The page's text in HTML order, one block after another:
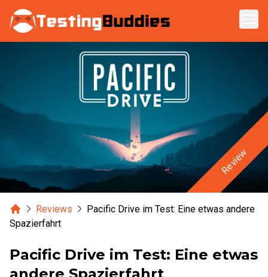
Zum Hauptinhalt springen
Review
HomeReviews
Pacific Drive im Test: Eine etwas andere
Spazierfahrt
Pacific Drive im Test: Eine etwas